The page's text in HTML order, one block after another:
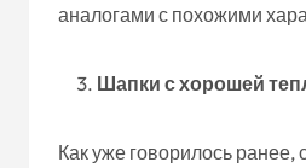
аналогами с похожими
Шапки с хорошей
Как уже говорилось